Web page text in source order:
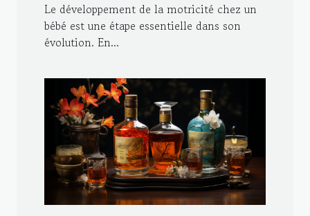
Le développement de la motricité chez un
bébé est une étape essentielle dans son
évolution. En...